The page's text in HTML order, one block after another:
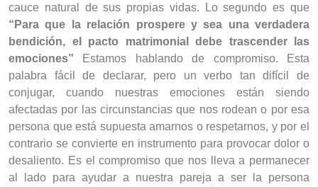
cauce natural de sus propias vidas. Lo segundo es que
“Para que la relación prospere y sea una verdadera
bendición, el pacto matrimonial debe trascender las
emociones” Estamos hablando de compromiso. Esta
palabra fácil de declarar, pero un verbo tan difícil de
conjugar, cuando nuestras emociones están siendo
afectadas por las circunstancias que nos rodean o por esa
persona que está supuesta amarnos o respetarnos, y por el
contrario se convierte en instrumento para provocar dolor o
desaliento. Es el compromiso que nos lleva a permanecer
al lado para ayudar a nuestra pareja a ser la persona